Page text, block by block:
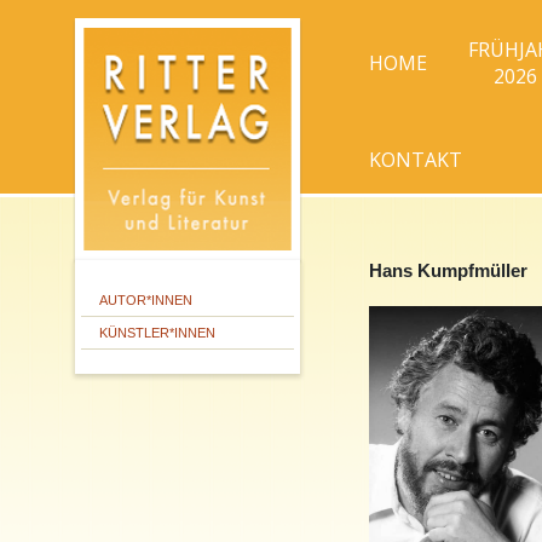
HOME
2026
KONTAKT
AUTOR*INNEN
KÜNSTLER*INNEN
Hans Kumpfmüller